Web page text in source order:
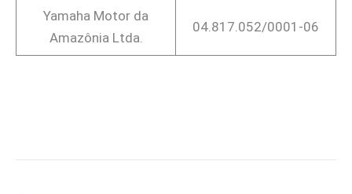
Yamaha Motor da
Amazônia Ltda.
04.817.052/0001-06